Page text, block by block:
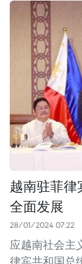
越南驻菲
全面发展
28/01/2024 07:22
应越南社会主
律宾共和国总